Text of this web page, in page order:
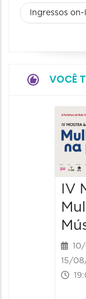
Ingressos
VOCÊ
IV
15/